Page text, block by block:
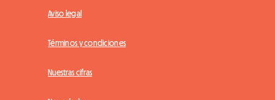
Aviso legal
Términos y condiciones
Nuestras cifras